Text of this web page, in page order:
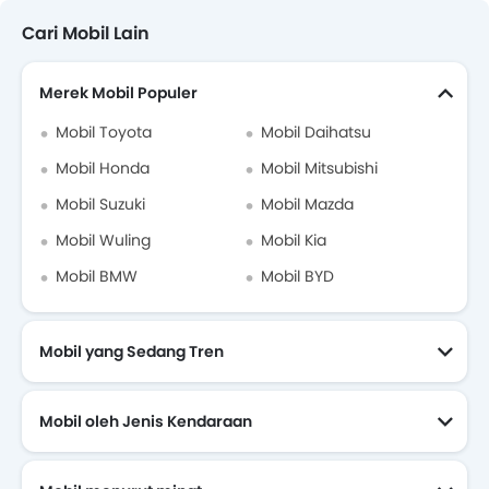
Cari Mobil Lain
Merek Mobil Populer
Mobil Toyota
Mobil Daihatsu
Mobil Honda
Mobil Mitsubishi
Mobil Suzuki
Mobil Mazda
Mobil Wuling
Mobil Kia
Mobil BMW
Mobil BYD
Mobil yang Sedang Tren
Mobil oleh Jenis Kendaraan